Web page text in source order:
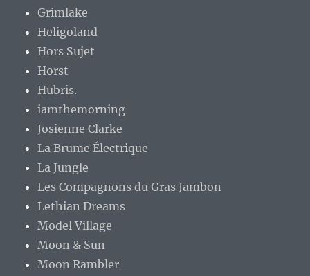
Grimlake
Heligoland
Hors Sujet
Horst
Hubris.
iamthemorning
Josienne Clarke
La Brume Électrique
La Jungle
Les Compagnons du Gras Jambon
Lethian Dreams
Model Village
Moon & Sun
Moon Rambler